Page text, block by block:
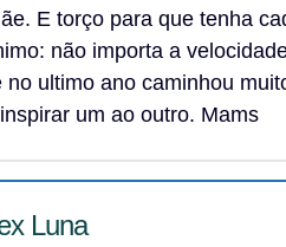
E torço para que tenha
não importa a
no ultimo ano caminhou
um ao outro. Mams
Luna